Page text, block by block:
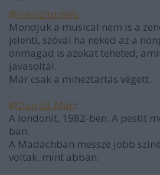
@Inkvizítor666:
Mondjuk a musical nem is a
jelenti, szóval ha neked az a
önmagad is azokat teheted,
javasoltál.
Már csak a miheztartás végett.
@Dan da Man:
A londonit, 1982-ben. A pestit
ban.
A Madáchban messze jobb
voltak, mint abban.